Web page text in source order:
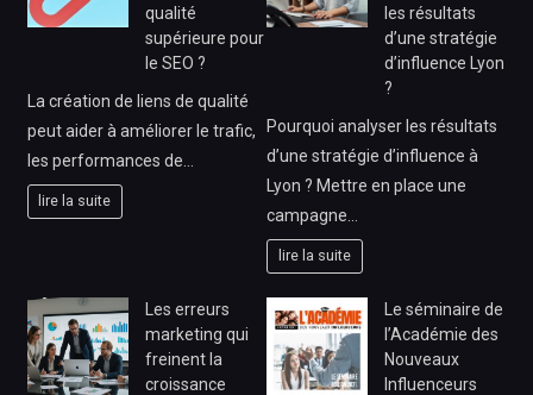
qualité
supérieure pour
le SEO ?
La création de liens de qualité
peut aider à améliorer le trafic,
les performances de…
lire la suite
les résultats
d’une stratégie
d’influence Lyon
?
Pourquoi analyser les résultats
d’une stratégie d’influence à
Lyon ? Mettre en place une
campagne…
lire la suite
Les erreurs
marketing qui
freinent la
croissance
Le séminaire de
l’Académie des
Nouveaux
Influenceurs